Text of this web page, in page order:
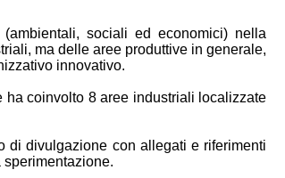
sociali ed economici) nella
ma delle aree produttive in generale,
innovativo.
ha coinvolto 8 aree industriali localizzate
di divulgazione con allegati e riferimenti